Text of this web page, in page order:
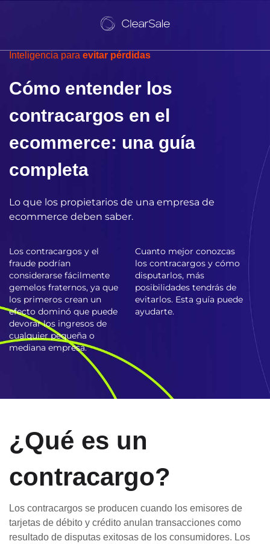
Inteligencia para evitar pérdidas
Cómo entender los
contracargos en el
ecommerce: una guía
completa
Lo que los propietarios de una empresa de
ecommerce deben saber.
Los contracargos y el
fraude podrían
considerarse fácilmente
gemelos fraternos, ya que
los primeros crean un
efecto dominó que puede
devorar los ingresos de
cualquier pequeña o
mediana empresa.
Cuanto mejor conozcas
los contracargos y cómo
disputarlos, más
posibilidades tendrás de
evitarlos. Esta guía puede
ayudarte.
¿Qué es un
contracargo?
Los contracargos se producen cuando los emisores de
tarjetas de débito y crédito anulan transacciones como
resultado de disputas exitosas de los consumidores. Los